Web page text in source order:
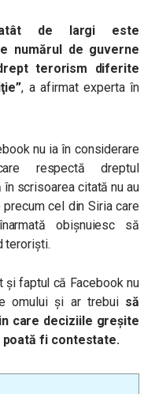
atât de largi este
numărul de guverne
terorism diferite
, a afirmat experta în
nu ia în considerare
respectă dreptul
scrisoarea citată nu au
cel din Siria care
obișnuiesc să
terorişti.
și faptul că Facebooknu
omului şi ar trebuisă
care deciziile greşite
fi contestate.